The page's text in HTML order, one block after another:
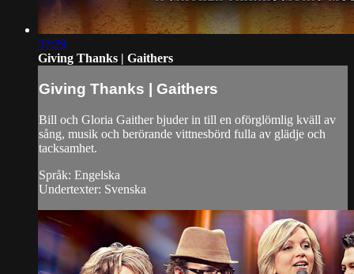
57:29
Giving Thanks | Gaithers
Giving Thanks | Gaithers
Bill och Gloria Gaither bjuder in till en oförglömlig kväll av
sång, musik och berörande vittnesbörd fulla av glädje och
tacksamhet.
Språk: Engelska
Undertexter: Svenska